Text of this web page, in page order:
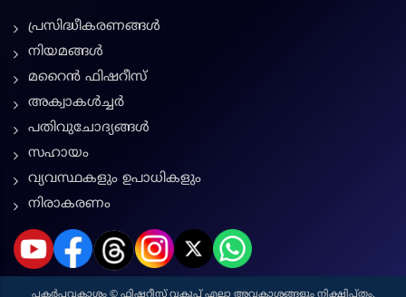
പ്രസിദ്ധീകരണങ്ങൾ
നിയമങ്ങള്‍
മറൈൻ ഫിഷറീസ്
അക്വാകൾച്ചർ
പതിവുചോദ്യങ്ങൾ
സഹായം
വ്യവസ്ഥകളും ഉപാധികളും
നിരാകരണം
പകർപ്പവകാശം © ഫിഷറീസ് വകുപ്പ് എല്ലാ അവകാശങ്ങളും നിക്ഷിപ്തം.